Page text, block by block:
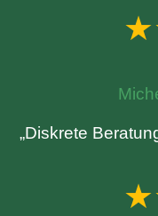
„Diskrete